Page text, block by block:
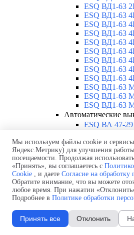
ESQ ВД1-63
ESQ ВД1-63
ESQ ВД1-63
ESQ ВД1-63
ESQ ВД1-63
ESQ ВД1-63
ESQ ВД1-63
ESQ ВД1-63
ESQ ВД1-63
ESQ ВД1-63
ESQ ВД1-63
ESQ ВД1-63
Автоматические
ESQ ВА 47-
ESQ ВА 47-
ESQ ВА 47-
ESQ ВА 47-
ESQ ВА 47-
ESQ ВА 47-
ESQ ВА 47-
ESQ ВА 47-
ESQ ВА 47-
ESQ ВА 47-
Мы используем файлы cookie и
Яндекс.Метрику) для улучшения
посещаемости. Продолжая
«Принять», вы соглашаетесь с
Cookie , и даете Согласие на
Обратите внимание, что вы можете
любое время. При нажатии
Подробнее в Политике обработки
Принять все Отклонить